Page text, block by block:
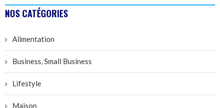
NOS CATÉGORIES
Alimentation
Business, Small Business
Lifestyle
Maison